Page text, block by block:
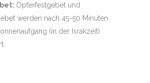
Opferfestgebet und
werden nach 45-50 Minuten
(in der Israkzeit)